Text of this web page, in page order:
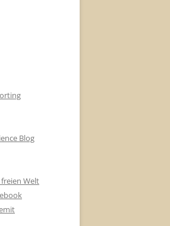
Blog
Welt